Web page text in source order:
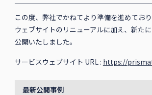
この度、弊社でかねてより準備を進めてお
ウェブサイトのリニューアルに加え、新た
公開いたしました。
サービスウェブサイト URL : https://
最新公開事例